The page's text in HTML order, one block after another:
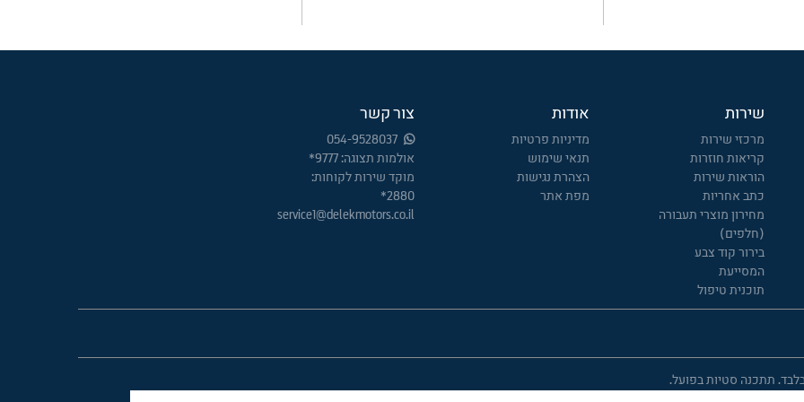
שירות
מרכזי שירות
קריאות חוזרות
הוראות שירות
כתב אחריות
מחירון מוצרי תעבורה
(חלפים)
בירור קוד צבע
המסייעת
תוכנית טיפול
אודות
מדיניות פרטיות
תנאי שימוש
הצהרת נגישות
מפת אתר
צור קשר
054-9528037
אולמות תצוגה: 9777*
מוקד שירות לקוחות:
2880*
service1@delekmotors.co.il
תתכנה סטיות בפועל.